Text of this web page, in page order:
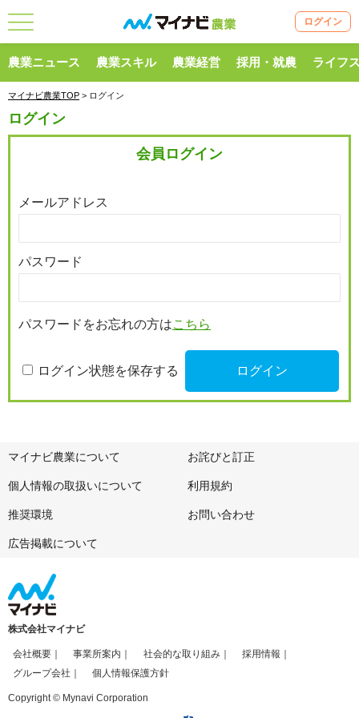
ログイン
農業ニュース 農業スキル 農業経営 採用・就農 ライフ
マイナビ農業TOP > ログイン
ログイン
会員ログイン
メールアドレス
パスワード
パスワードをお忘れの方はこちら
ログイン状態を保存する
マイナビ農業について お詫びと訂正
個人情報の取扱いについて 利用規約
推奨環境 お問い合わせ
広告掲載について
株式会社マイナビ
会社概要 事業所案内 社会的な取り組み
採用情報
グループ会社
個人情報保護方針
Copyright © Mynavi Corporation